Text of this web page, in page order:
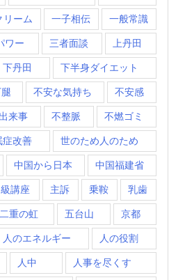
リーム 一子相伝 一般常識
ワー 三者面談 上丹田
下丹田 下半身ダイエット
不安な気持ち 不安感
来事 不整脈 不燃ゴミ
症改善 世のため人のため
中国から日本 中国福建省
講座 主訴 乗鞍 乳歯
二重の虹 五台山 京都
人のエネルギー 人の役割
人中 人事を尽くす